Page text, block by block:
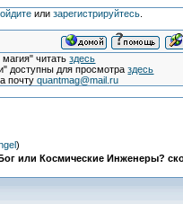
или зарегистрируйтесь.
магия" читатьздесь
доступны для просмотраздесь
почтуquantmag@mail.ru
)
или Космические Инженеры?